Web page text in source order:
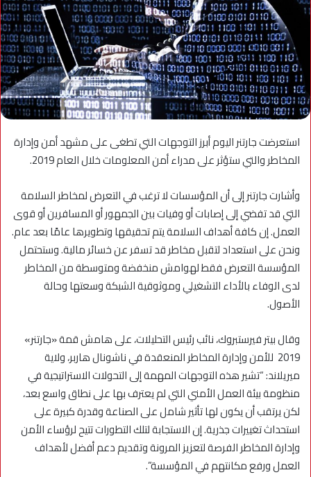
استعرضت جارتنر اليوم أبرز التوجهات التي تطغى على مشهد أمن وإدارة
المخاطر والتي ستؤثر على مدراء أمن المعلومات خلال العام 2019.
وأشارت جارتنر إلى أن المؤسسات لا ترغب في التعرض لمخاطر السلامة
التي قد تفضي إلى إصابات أو وفيات بين الجمهور أو المسافرين أو قوى
العمل. إن كافة أهداف السلامة يتم تحقيقها وتطويرها عامًا بعد عام.
ونحن على استعداد لتقبل مخاطر قد تسفر عن خسائر مالية. وستحتمل
المؤسسة التعرض فقط لهوامش منخفضة ومتوسطة من المخاطر
لدى الوفاء بالأداء التشغيلي وموثوقية الشبكة وسعتها وحالة
الأصول.
وقال بيتر فيرستبروك، نائب رئيس التحليلات، على هامش قمة «جارتنر»
2019 للأمن وإدارة المخاطر المنعقدة في ناشونال هاربر، ولاية
ميريلاند: “تشير هذه التوجهات المهمة إلى التحولات الاستراتيجية في
منظومة بيئة العمل الأمني التي لم يعترف بها على نطاق واسع بعد،
لكن يرتقب أن يكون لها تأثير شامل على الصناعة وقدرة كبيرة على
استحداث تغييرات جذرية. إن الاستجابة لتلك التطورات تتيح لرؤساء الأمن
وإدارة المخاطر الفرصة لتعزيز المرونة وتقديم دعم أفضل لأهداف
العمل ورفع مكانتهم في المؤسسة”.